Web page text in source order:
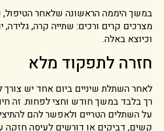
במשך היממה הראשונה שלאחר הטיפול,
מצרכים קרים ורכים: שתייה קרה, גלידה,
וכיוצא באלה.
חזרה לתפקוד מלא
לאחר השתלת שיניים ביום אחד יש צורך
רך בלבד במשך חודש וחצי לפחות. זה
על השתלים הטריים ולאפשר להם
קשים, דביקים או דורשים לעיסה חזקה